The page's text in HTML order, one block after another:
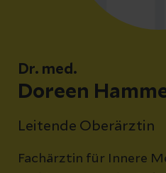
Dr. med.
Doreen
Leitende Oberärztin
Fachärztin für Innere